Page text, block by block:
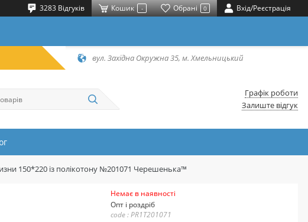
3283 Відгуків Кошик - Обрані 0 Вхід/Реєстрація
вул. Західна Окружна 35, м. Хмельницький
Графік роботи
Залиште відгук
150*220 із полікотону №201071 Черешенька™
Немає в наявності
Опт і роздріб
code : PR1T201071